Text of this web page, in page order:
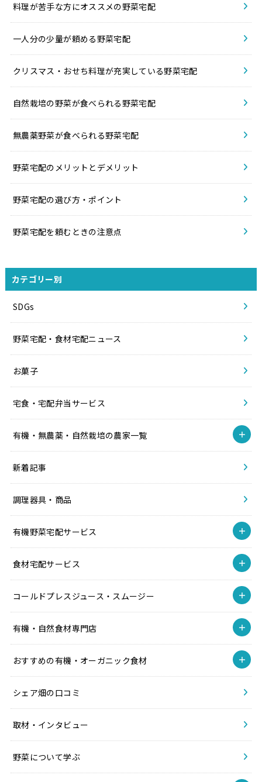
料理が苦手な方にオススメの野菜宅配
一人分の少量が頼める野菜宅配
クリスマス・おせち料理が充実している野菜宅配
自然栽培の野菜が食べられる野菜宅配
無農薬野菜が食べられる野菜宅配
野菜宅配のメリットとデメリット
野菜宅配の選び方・ポイント
野菜宅配を頼むときの注意点
カテゴリー別
SDGs
野菜宅配・食材宅配ニュース
お菓子
宅食・宅配弁当サービス
有機・無農薬・自然栽培の農家一覧
新着記事
調理器具・商品
有機野菜宅配サービス
食材宅配サービス
コールドプレスジュース・スムージー
有機・自然食材専門店
おすすめの有機・オーガニック食材
シェア畑の口コミ
取材・インタビュー
野菜について学ぶ